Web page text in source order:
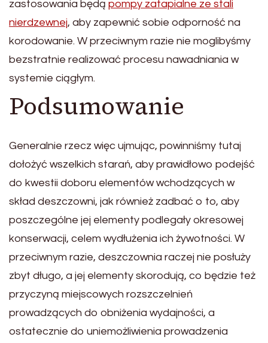
zastosowania będą pompy zatapialne ze stali
nierdzewnej, aby zapewnić sobie odporność na
korodowanie. W przeciwnym razie nie moglibyśmy
bezstratnie realizować procesu nawadniania w
systemie ciągłym.
Podsumowanie
Generalnie rzecz więc ujmując, powinniśmy tutaj
dołożyć wszelkich starań, aby prawidłowo podejść
do kwestii doboru elementów wchodzących w
skład deszczowni, jak również zadbać o to, aby
poszczególne jej elementy podlegały okresowej
konserwacji, celem wydłużenia ich żywotności. W
przeciwnym razie, deszczownia raczej nie posłuży
zbyt długo, a jej elementy skorodują, co będzie też
przyczyną miejscowych rozszczelnień
prowadzących do obniżenia wydajności, a
ostatecznie do uniemożliwienia prowadzenia